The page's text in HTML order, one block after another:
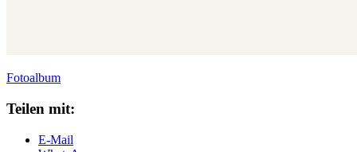
Fotoalbum
Teilen mit:
E-Mail